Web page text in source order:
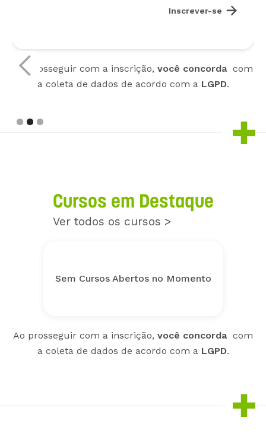
Inscrever-se 
Ao prosseguir com a inscrição, você concorda com
a coleta de dados de acordo com a LGPD.
Cursos em Destaque
Ver todos os cursos >
Sem Cursos Abertos no Momento
Ao prosseguir com a inscrição, você concorda com
a coleta de dados de acordo com a LGPD.